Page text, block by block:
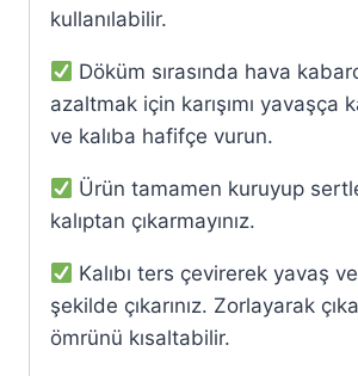
kullanılabilir.
Döküm sırasında hava
azaltmak için karışımı yavaşça
ve kalıba hafifçe vurun.
Ürün tamamen kuruyup
kalıptan çıkarmayınız.
Kalıbı ters çevirerek yavaş
şekilde çıkarınız. Zorlayarak
ömrünü kısaltabilir.